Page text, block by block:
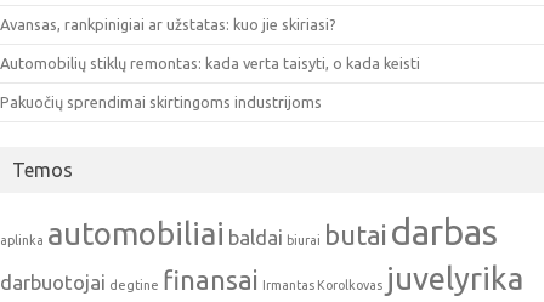
Avansas, rankpinigiai ar užstatas: kuo jie skiriasi?
Automobilių stiklų remontas: kada verta taisyti, o kada keisti
Pakuočių sprendimai skirtingoms industrijoms
Temos
aplinka automobiliai baldai biurai butai darbas
darbuotojai degtine finansai Irmantas Korolkovas juvelyrika